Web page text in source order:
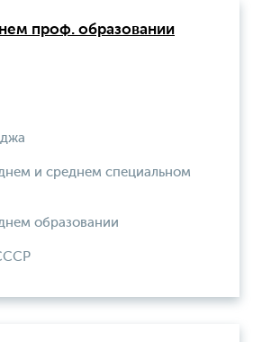
проф. образовании
и среднем специальном
образовании